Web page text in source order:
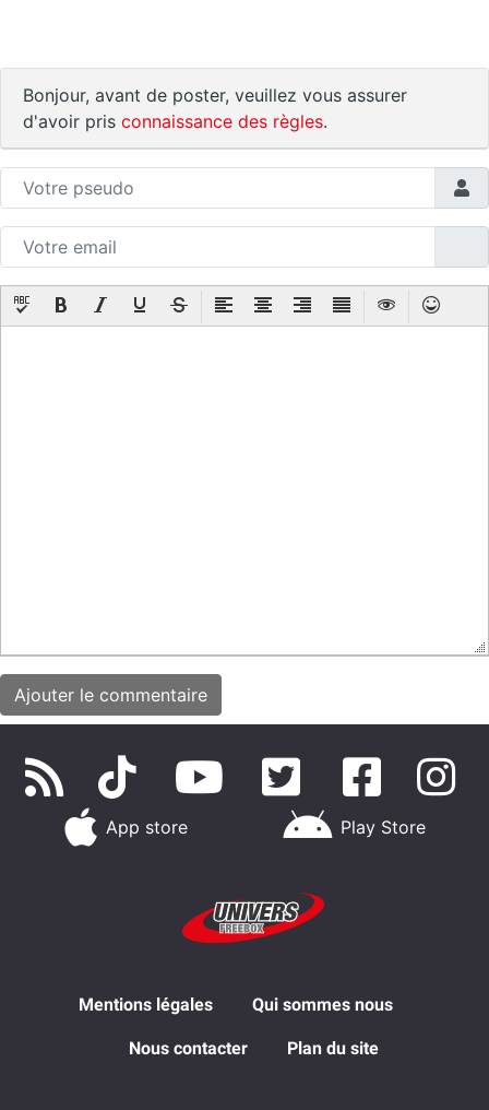
Bonjour, avant de poster, veuillez vous assurer
d'avoir pris connaissance des règles.
App store Play Store
Mentions légales Qui sommes nous
Nous contacter Plan du site